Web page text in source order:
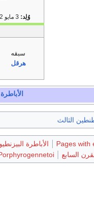
وُلِد:
سبقه
هرقل
الثالث
Pages with الأباطرة
السابع